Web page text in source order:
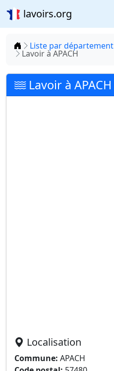
lavoirs.org
Accueil
Liste par département
Lavoir à APACH
Lavoir à APACH
Localisation
Commune: APACH